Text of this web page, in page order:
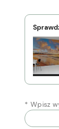
* Wpisz